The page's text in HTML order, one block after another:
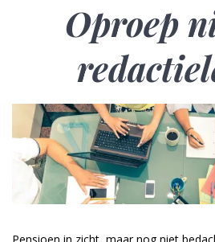
Oproep